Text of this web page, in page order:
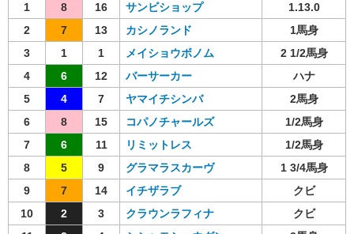
1 8 16 サンビショップ
1.13.0
2
7 13 カシノランド
1馬身
3
1 1 メイショウボノム
2 1/2馬身
4
6 12 バーサーカー
ハナ
5
4 7 ヤマイチシンバ
2馬身
6
8 15 コパノチャールズ
1/2馬身
7
6 11 リミットレス
1/2馬身
8
5 9 グラマラスカーヴ
1 3/4馬身
9
7 14 イチザラブ
クビ
10
2 3 クラウンラフィナ
クビ